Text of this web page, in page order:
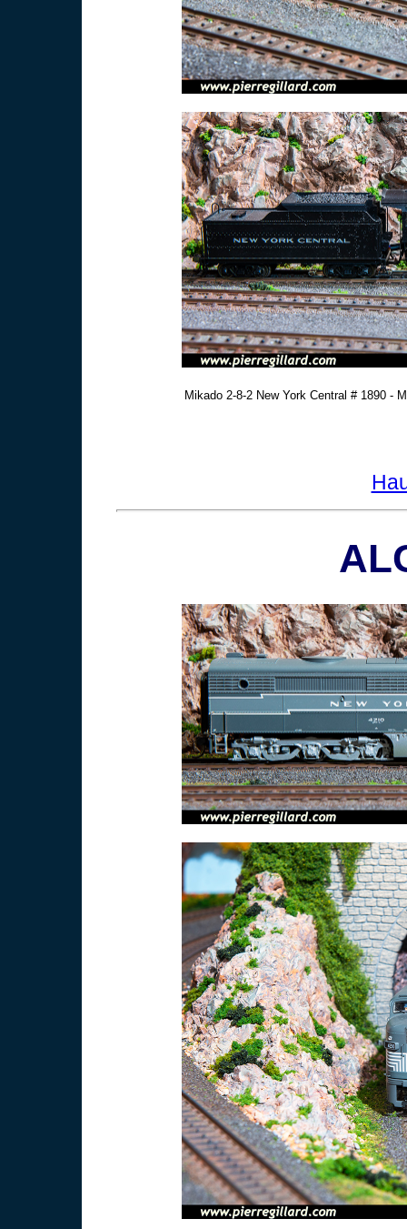
Mikado 2-8-2 New York Central # 1890 -